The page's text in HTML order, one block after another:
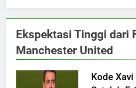
Ekspektasi Tinggi dari
Manchester United
Kode